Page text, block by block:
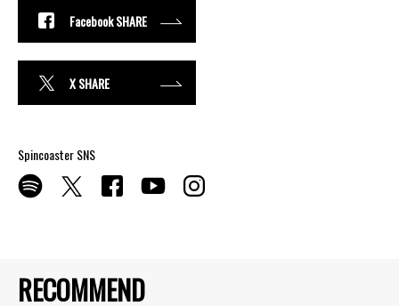
RECOMMEND
Facebook SHARE
X SHARE
Spincoaster SNS